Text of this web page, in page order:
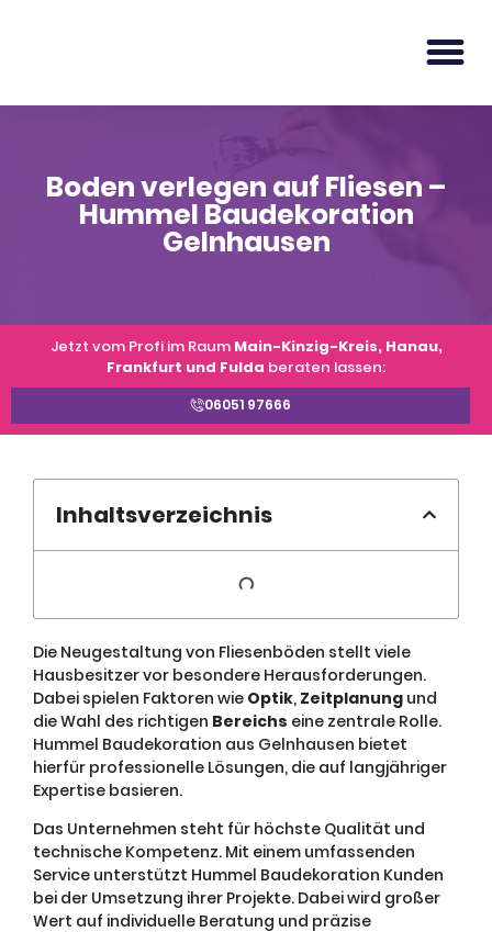
Boden verlegen auf Fliesen –
Hummel Baudekoration
Gelnhausen
Jetzt vom Profi im Raum Main-Kinzig-Kreis, Hanau,
Frankfurt und Fulda beraten lassen:
06051 97666
Inhaltsverzeichnis
Die Neugestaltung von Fliesenböden stellt viele
Hausbesitzer vor besondere Herausforderungen.
Dabei spielen Faktoren wie Optik, Zeitplanung und
die Wahl des richtigen Bereichs eine zentrale Rolle.
Hummel Baudekoration aus Gelnhausen bietet
hierfür professionelle Lösungen, die auf langjähriger
Expertise basieren.
Das Unternehmen steht für höchste Qualität und
technische Kompetenz. Mit einem umfassenden
Service unterstützt Hummel Baudekoration Kunden
bei der Umsetzung ihrer Projekte. Dabei wird großer
Wert auf individuelle Beratung und präzise